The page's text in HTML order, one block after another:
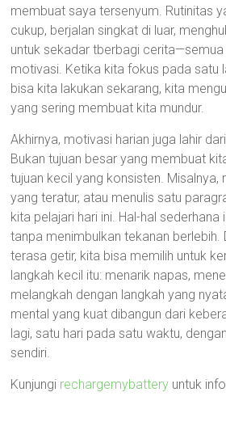
membuat saya tersenyum. Rutinitas
cukup, berjalan singkat di luar,
untuk sekadar tberbagi
motivasi. Ketika kita fokus pada satu
bisa kita lakukan sekarang, kita
yang sering membuat kita mundur.
Akhirnya, motivasi harian juga lahir
Bukan tujuan besar yang membuat
tujuan kecil yang konsisten. Misalnya,
yang teratur, atau menulis satu
kita pelajari hari ini. Hal-hal sederhana
tanpa menimbulkan tekanan berlebih.
terasa getir, kita bisa memilih untuk
langkah kecil itu: menarik napas,
melangkah dengan langkah yang
mental yang kuat dibangun dari
lagi, satu hari pada satu waktu,
sendiri.
Kunjungi rechargemybattery untuk